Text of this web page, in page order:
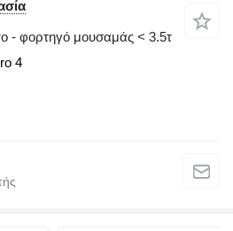
- φορτηγό μουσαμάς < 3.5τ
4